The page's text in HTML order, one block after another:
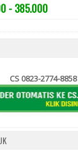
- 385.000
CS 0823-2774-8858